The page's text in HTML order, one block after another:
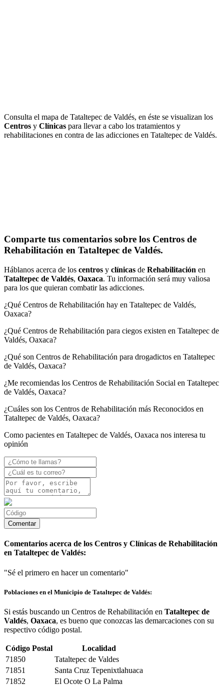
Consulta el mapa de Tataltepec de Valdés, en éste se visualizan los
Centros y Clínicas para llevar a cabo los tratamientos y
rehabilitaciones en contra de las adicciones en Tataltepec de Valdés.
Comparte tus comentarios sobre los Centros de
Rehabilitación en Tataltepec de Valdés.
Háblanos acerca de los centros y clínicas de Rehabilitación en
Tataltepec de Valdés, Oaxaca. Tu información será muy valiosa
para los que quieran combatir las adicciones.
¿Qué Centros de Rehabilitación hay en Tataltepec de Valdés,
Oaxaca?
¿Qué Centros de Rehabilitación para ciegos existen en Tataltepec de
Valdés, Oaxaca?
¿Qué son Centros de Rehabilitación para drogadictos en Tataltepec
de Valdés, Oaxaca?
¿Me recomiendas los Centros de Rehabilitación Social en Tataltepec
de Valdés, Oaxaca?
¿Cuáles son los Centros de Rehabilitación más Reconocidos en
Tataltepec de Valdés, Oaxaca?
Como pacientes en Tataltepec de Valdés, Oaxaca nos interesa tu
opinión
Comentarios acerca de los Centros y Clínicas de Rehabilitación
en Tataltepec de Valdés:
"Sé el primero en hacer un comentario"
Poblaciones en el Municipio de Tataltepec de Valdés:
Si estás buscando un Centros de Rehabilitación en Tataltepec de
Valdés, Oaxaca, es bueno que conozcas las demarcaciones con su
respectivo código postal.
Código Postal
Localidad
71850
Tataltepec de Valdes
71851
Santa Cruz Tepenixtlahuaca
71852
El Ocote O La Palma